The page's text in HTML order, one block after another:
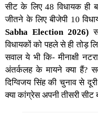
सीट के लिए 48 विधायक ही
जीतने के लिए बीजेपी 10
Sabha Election 2026)
विधायकों को पहले से ही तोड़
सवाल ये भी कि- मीनाक्षी
अंतर्कलह के मायने क्या हैं?
दिग्विजय सिंह की चुनाव से
क्या कांग्रेस अपनी तीसरी सीट